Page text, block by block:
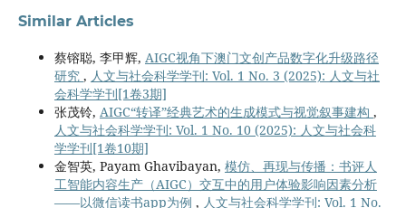
Similar Articles
蔡镕聪, 李甲辉, AIGC视角下澳门文创产品数字化升级路径
研究 , 人文与社会科学学刊: Vol. 1 No. 3 (2025): 人文与社
会科学学刊[1卷3期]
张茂铃, AIGC“转译”经典艺术的生成模式与视觉叙事建构 ,
人文与社会科学学刊: Vol. 1 No. 10 (2025): 人文与社会科
学学刊[1卷10期]
金智英, Payam Ghavibayan, 模仿、再现与传播：书评人
工智能内容生产（AIGC）交互中的用户体验影响因素分析
——以微信读书app为例 , 人文与社会科学学刊: Vol. 1 No.